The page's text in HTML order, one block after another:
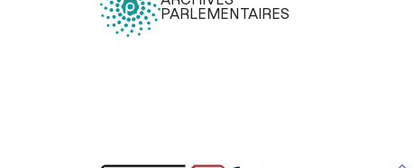
PARLEMENTAIRES